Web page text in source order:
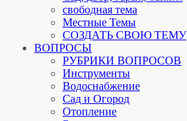
свободная тема
Местные Темы
СОЗДАТЬ СВОЮ ТЕМУ
ВОПРОСЫ
РУБРИКИ ВОПРОСОВ
Инструменты
Водоснабжение
Сад и Огород
Отопление